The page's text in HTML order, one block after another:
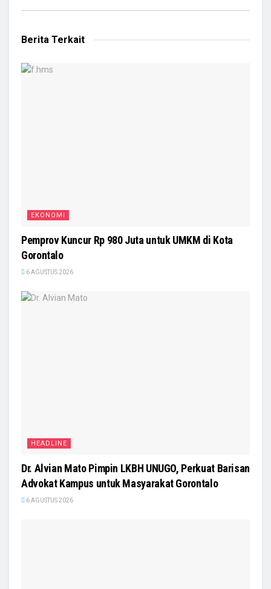
Berita Terkait
EKONOMI
Pemprov Kuncur Rp 980 Juta untuk UMKM di Kota
Gorontalo
6 AGUSTUS 2026
HEADLINE
Dr. Alvian Mato Pimpin LKBH UNUGO, Perkuat Barisan
Advokat Kampus untuk Masyarakat Gorontalo
6 AGUSTUS 2026